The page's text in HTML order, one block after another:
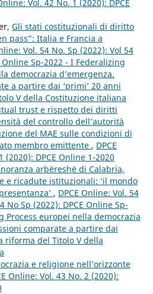
Vol. 42 No. 1 (2020): DPCE
Gli stati costituzionali di diritto
pass”: Italia e Francia a
Vol. 54 No. Sp (2022): Vol 54
Online Sp-2022 - I Federalizing
democrazia d’emergenza.
a partire dai ‘primi’ 20 anni
V della Costituzione italiana
trust e rispetto dei diritti
del controllo dell’autorità
del MAE sulle condizioni di
membro emittente , DPCE
(2020): DPCE Online 1-2020
arbëreshë di Calabria,
e ricadute istituzionali: ‘il mondo
, DPCE Online: Vol. 54
No Sp (2022): DPCE Online Sp-
Process europei nella democrazia
comparate a partire dai
riforma del Titolo V della
e religione nell’orizzonte
Online: Vol. 43 No. 2 (2020):